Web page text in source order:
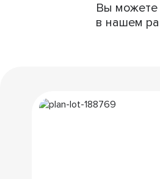
Вы можете
в нашем